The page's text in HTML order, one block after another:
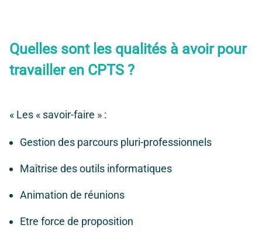
Quelles sont les qualités à avoir pour
travailler en CPTS ?
« Les « savoir-faire » :
Gestion des parcours pluri-professionnels
Maîtrise des outils informatiques
Animation de réunions
Etre force de proposition